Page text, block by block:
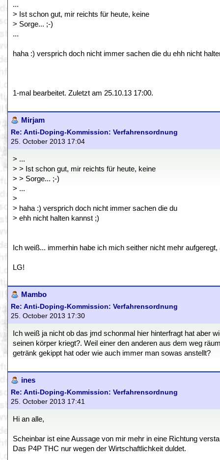
...
> Ist schon gut, mir reichts für heute, keine
> Sorge... ;-)
...
haha :) versprich doch nicht immer sachen die du ehh nicht
1-mal bearbeitet. Zuletzt am 25.10.13 17:00.
Mirjam
Re: Anti-Doping-Kommission: Verfahrensordnung
25. October 2013 17:04
> ...
> > Ist schon gut, mir reichts für heute, keine
> > Sorge... ;-)
> ...
>
> haha :) versprich doch nicht immer sachen die du
> ehh nicht halten kannst ;)
Ich weiß... immerhin habe ich mich seither nicht mehr
LG!
Mambo
Re: Anti-Doping-Kommission: Verfahrensordnung
25. October 2013 17:30
Ich weiß ja nicht ob das jmd schonmal hier hinterfragt hat aber
seinen körper kriegt?. Weil einer den anderen aus dem weg
getränk gekippt hat oder wie auch immer man sowas anstellt?
ines
Re: Anti-Doping-Kommission: Verfahrensordnung
25. October 2013 17:41
Hi an alle,
Scheinbar ist eine Aussage von mir mehr in eine Richtung
Das P4P THC nur wegen der Wirtschaftlichkeit duldet.